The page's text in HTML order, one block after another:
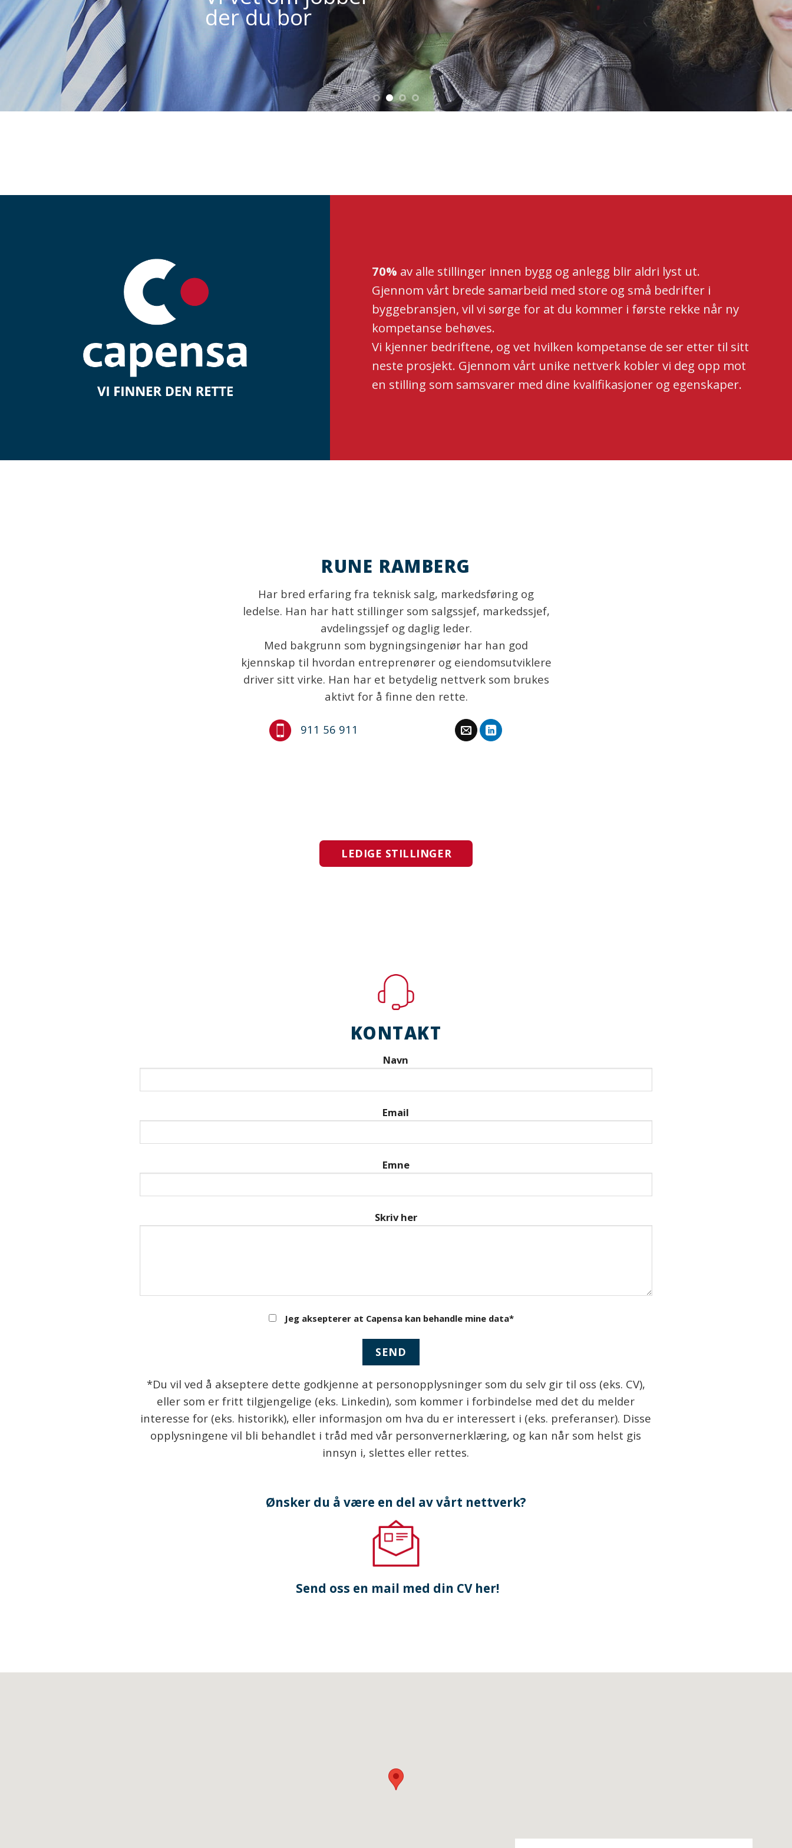
der du bor
70% av alle stillinger innen bygg og anlegg blir aldri lyst ut.
Gjennom vårt brede samarbeid med store og små bedrifter i
byggebransjen, vil vi sørge for at du kommer i første rekke når ny
kompetanse behøves.
Vi kjenner bedriftene, og vet hvilken kompetanse de ser etter til sitt
neste prosjekt. Gjennom vårt unike nettverk kobler vi deg opp mot
en stilling som samsvarer med dine kvalifikasjoner og egenskaper.
RUNE RAMBERG
Har bred erfaring fra teknisk salg, markedsføring og
ledelse. Han har hatt stillinger som salgssjef, markedssjef,
avdelingssjef og daglig leder.
Med bakgrunn som bygningsingeniør har han god
kjennskap til hvordan entreprenører og eiendomsutviklere
driver sitt virke. Han har et betydelig nettverk som brukes
aktivt for å finne den rette.
911 56 911
LEDIGE STILLINGER
KONTAKT
Navn
Email
Emne
Skriv her
Jeg aksepterer at Capensa kan behandle mine data*
*Du vil ved å akseptere dette godkjenne at personopplysninger som du selv gir til oss (eks. CV),
eller som er fritt tilgjengelige (eks. Linkedin), som kommer i forbindelse med det du melder
interesse for (eks. historikk), eller informasjon om hva du er interessert i (eks. preferanser). Disse
opplysningene vil bli behandlet i tråd med vår personvernerklæring, og kan når som helst gis
innsyn i, slettes eller rettes.
Ønsker du å være en del av vårt nettverk?
Send oss en mail med din CV her!